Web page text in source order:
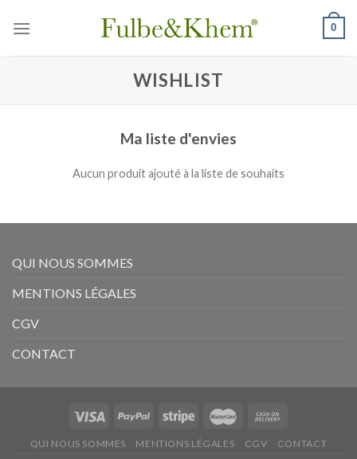
0
WISHLIST
Ma liste d'envies
Aucun produit ajouté à la liste de souhaits
QUI NOUS SOMMES
MENTIONS LÉGALES
CGV
CONTACT
QUI NOUS SOMMES MENTIONS LÉGALES CGV CONTACT